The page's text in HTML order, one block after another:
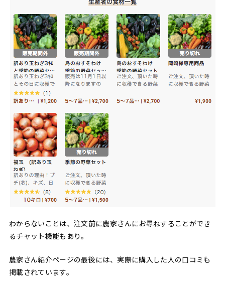
わからないことは、注文前に農家さんにお尋ねすることができ
るチャット機能もあり。
農家さん紹介ページの最後には、実際に購入した人の口コミも
掲載されています。